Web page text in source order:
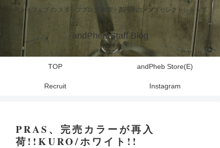
アンドフェブ の スタッフブログ 東京・高円寺のメンズセレクトショップ
andPheb Staff Blog
TOP andPheb Store(E)
Recruit Instagram
PRAS、完売カラーが再入
荷!!KURO/ホワイト!!